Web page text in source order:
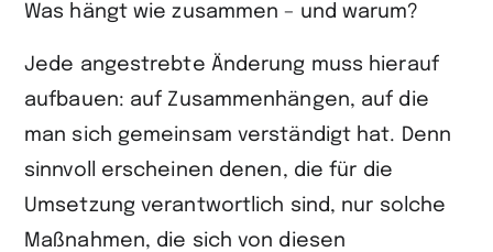
Was hängt wie zusammen – und warum?
Jede angestrebte Änderung muss hierauf
aufbauen: auf Zusammenhängen, auf die
man sich gemeinsam verständigt hat. Denn
sinnvoll erscheinen denen, die für die
Umsetzung verantwortlich sind, nur solche
Maßnahmen, die sich von diesen